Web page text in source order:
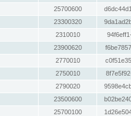
25700600
23300320
2310010
23900620
2770010
2750010
2790020
23500600
25700100